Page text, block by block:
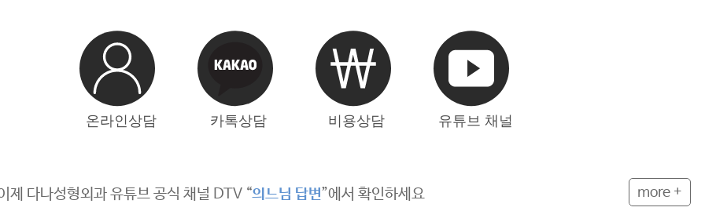
제 다나성형외과 유튜브 공식 채널 DTV “의느님 답변”에서 확인하세요 more +